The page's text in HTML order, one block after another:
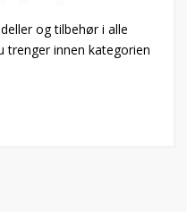
og tilbehør i alle
trenger innen kategorien